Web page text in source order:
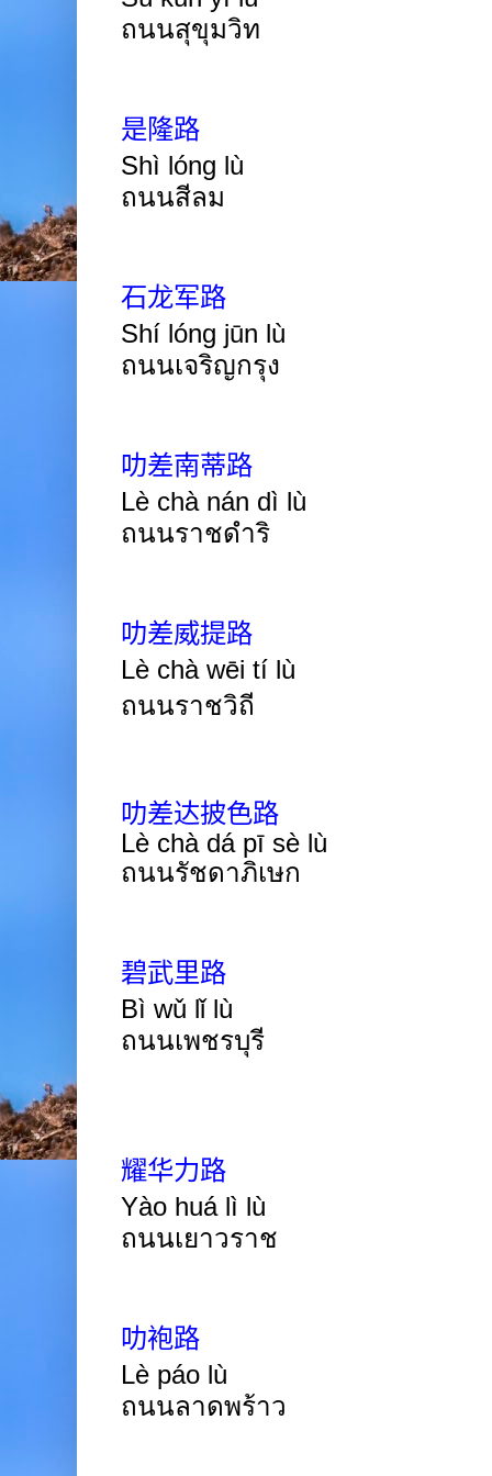
ถนนสุขุมวิท
是隆路
Shì lóng lù
ถนนสีลม
石龙军路
Shí lóng jūn lù
ถนนเจริญกรุง
叻差南蒂路
Lè chà nán dì lù
ถนนราชดำริ
叻差威提路
Lè chà wēi tí lù
ถนนราชวิถี
叻差达披色路
Lè chà dá pī sè lù
ถนนรัชดาภิเษก
碧武里路
Bì wǔ lǐ lù
ถนนเพชรบุรี
耀华力路
Yào huá lì lù
ถนนเยาวราช
叻袍路
Lè páo lù
ถนนลาดพร้าว